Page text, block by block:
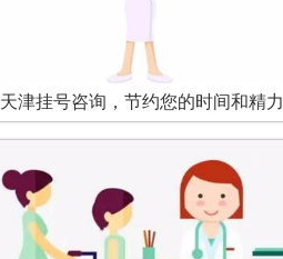
天津挂号咨询，节约您的时间和精力